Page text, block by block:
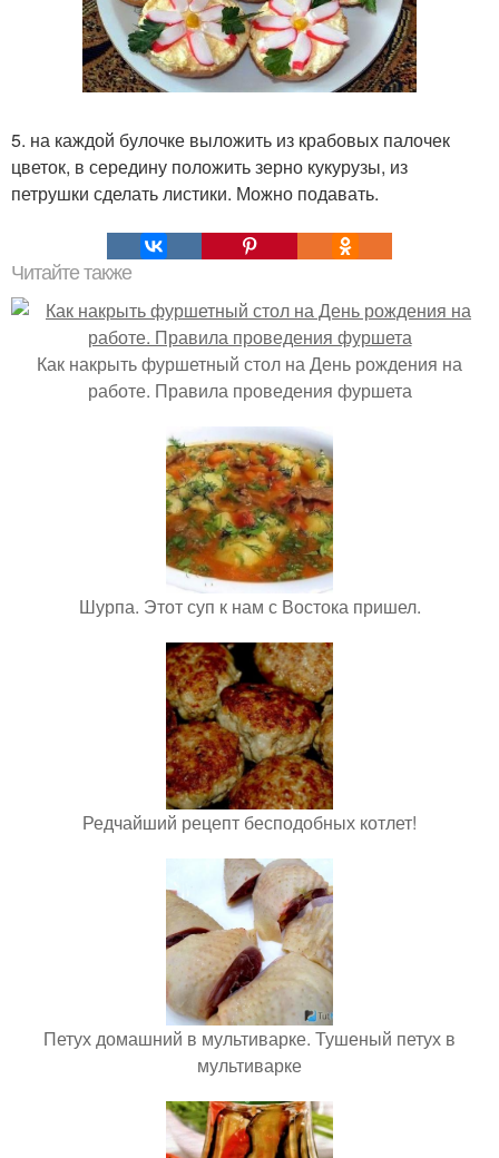
5. на каждой булочке выложить из крабовых палочек
цветок, в середину положить зерно кукурузы, из
петрушки сделать листики. Можно подавать.
Читайте также
Как накрыть фуршетный стол на День рождения на
работе. Правила проведения фуршета
Шурпа. Этот суп к нам с Востока пришел.
Редчайший рецепт бесподобных котлет!
Петух домашний в мультиварке. Тушеный петух в
мультиварке